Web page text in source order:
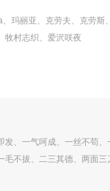
玛丽亚、克劳夫、克劳
牧村志织、爱沢咲夜
、一气呵成、一丝不苟
毛不拔、二三其德、两面三